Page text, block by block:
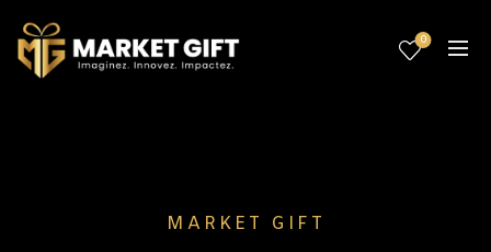
0
MARKET GIFT